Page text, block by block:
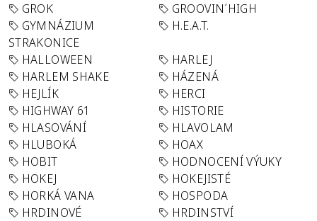
GROK
GROOVIN´HIGH
GYMNÁZIUM
STRAKONICE
H.E.A.T.
HALLOWEEN
HARLEJ
HARLEM SHAKE
HÁZENÁ
HEJLÍK
HERCI
HIGHWAY 61
HISTORIE
HLASOVÁNÍ
HLAVOLAM
HLUBOKÁ
HOAX
HOBIT
HODNOCENÍ VÝUKY
HOKEJ
HOKEJISTÉ
HORKÁ VANA
HOSPODA
HRDINOVÉ
HRDINSTVÍ